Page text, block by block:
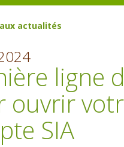
actualités
ligne
ouvrir
SIA